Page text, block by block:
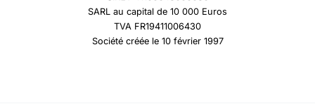
SARL au capital de 10 000 Euros
TVA FR19411006430
Société créée le 10 février 1997